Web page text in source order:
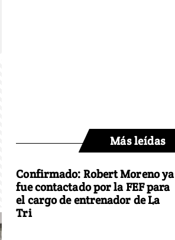
Más leídas
Confirmado: Robert Moreno ya
fue contactado por la FEF para
el cargo de entrenador de La
Tri